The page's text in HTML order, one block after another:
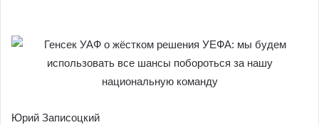
Юрий Записоцкий